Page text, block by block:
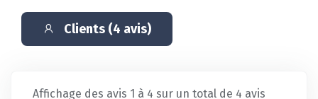
Clients (4 avis)
Affichage des avis 1 à 4 sur un total de 4 avis